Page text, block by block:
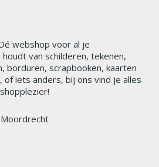
webshop voor al je
van schilderen, tekenen,
borduren, scrapbooken, kaarten
of iets anders, bij ons vind je alles